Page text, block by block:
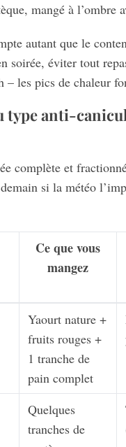
mangé à l’ombre
autant que le
soirée, éviter tout
– les pics de chaleur
type anti-
complète et
si la météo
Ce que vous
mangez
Yaourt nature +
fruits rouges +
1 tranche de
pain complet
Quelques
tranches de